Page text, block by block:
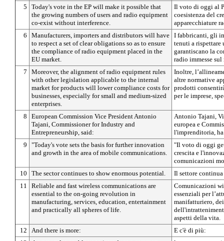
5
Today's vote in the EP will make it possible that
the growing numbers of users and radio equipment
co-exist without interference.
Il voto di oggi al
coesistenza del
apparecchiature
6
Manufacturers, importers and distributors will have
to respect a set of clear obligations so as to ensure
the compliance of radio equipment placed in the
EU market.
I fabbricanti, gli
tenuti a rispettare
garantiscano la
radio immesse
7
Moreover, the alignment of radio equipment rules
with other legislation applicable to the internal
market for products will lower compliance costs for
businesses, especially for small and medium-sized
enterprises.
Inoltre,
altre normative
prodotti
per le imprese,
8
European Commission Vice President Antonio
Tajani, Commissioner for Industry and
Entrepreneurship, said:
Antonio Tajani,
europea e
l'imprenditoria,
9
"Today's vote sets the basis for further innovation
and growth in the area of mobile communications.
"Il voto di oggi
crescita e
comunicazioni
10
The sector continues to show enormous potential.
Il settore
11
Reliable and fast wireless communications are
essential to the on-going revolution in
manufacturing, services, education, entertainment
and practically all spheres of life.
Comunicazioni
essenziali per
manifatturiero,
aspetti della vita.
12
And there is more:
E c'è di più: